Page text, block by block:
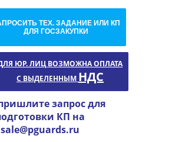
ТЕХ. ЗАДАНИЕ ИЛИ КП
ДЛЯ ГОСЗАКУПКИ
ЮР. ЛИЦ ВОЗМОЖНА ОПЛАТА
С ВЫДЕЛЕННЫМ НДС
запрос для
КП на
sale@pguards.ru